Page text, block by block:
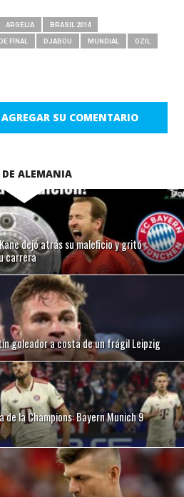
ARGELIA BRASIL 2014
FINAL DJABOU MUNDIAL OZIL
SU COMENTARIO
ALEMANIA
dejó atrás su maleficio y gritó
carrera
goleador a costa de un frágil Leipzig
la Champions: Bayern Munich 9